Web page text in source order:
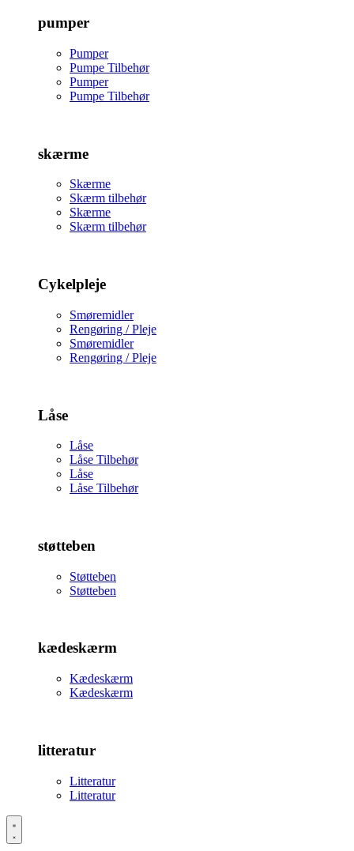
pumper
Pumper
Pumpe Tilbehør
Pumper
Pumpe Tilbehør
skærme
Skærme
Skærm tilbehør
Skærme
Skærm tilbehør
Cykelpleje
Smøremidler
Rengøring / Pleje
Smøremidler
Rengøring / Pleje
Låse
Låse
Låse Tilbehør
Låse
Låse Tilbehør
støtteben
Støtteben
Støtteben
kædeskærm
Kædeskærm
Kædeskærm
litteratur
Litteratur
Litteratur